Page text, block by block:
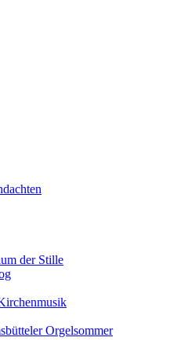
der Stille
Orgelsommer